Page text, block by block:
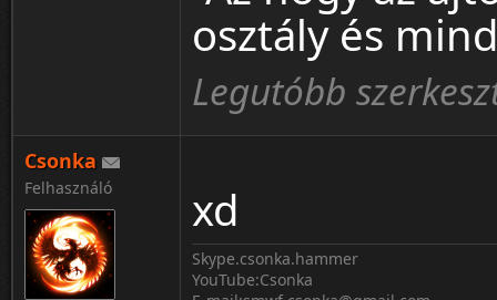
osztály és
Legutóbb
Csonka
Felhasználó xd
Skype.csonka.hammer
YouTube:Csonka